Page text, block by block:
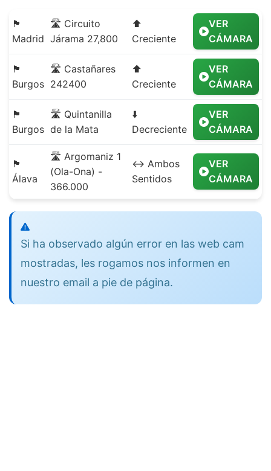
🏴
Madrid
🛣️ Circuito
Járama 27,800
⬆️
Creciente
VER
CÁMARA
🏴
Burgos
🛣️ Castañares
242400
⬆️
Creciente
VER
CÁMARA
🏴
Burgos
🛣️ Quintanilla
de la Mata
⬇️
Decreciente
VER
CÁMARA
🏴
Álava
🛣️ Argomaniz 1
(Ola-Ona) -
366.000
↔️ Ambos
Sentidos
VER
CÁMARA
Si ha observado algún error en las web cam
mostradas, les rogamos nos informen en
nuestro email a pie de página.